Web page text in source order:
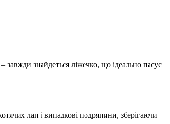
завжди знайдеться ліжечко, що ідеально пасує
лап і випадкові подряпини, зберігаючи